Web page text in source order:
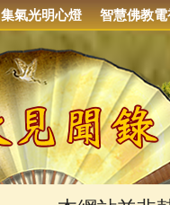
集氣光明心燈 智慧佛教電